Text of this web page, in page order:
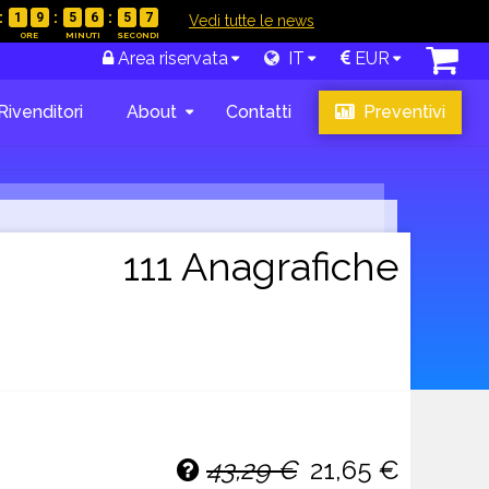
1 9 5 6 5 6 Vedi tutte le news
Area riservata IT EUR
About Contatti Preventivi
111 Anagrafiche
43,29 € 21,65 €